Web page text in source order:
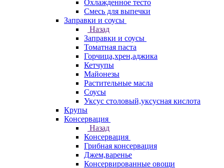
Охлажденное тесто
Смесь для выпечки
Заправки и соусы
Назад
Заправки и соусы
Томатная паста
Горчица,хрен,аджика
Кетчупы
Майонезы
Растительные масла
Соусы
Уксус столовый,уксусная кислота
Крупы
Консервация
Назад
Консервация
Грибная консервация
Джем,варенье
Консервированные овощи